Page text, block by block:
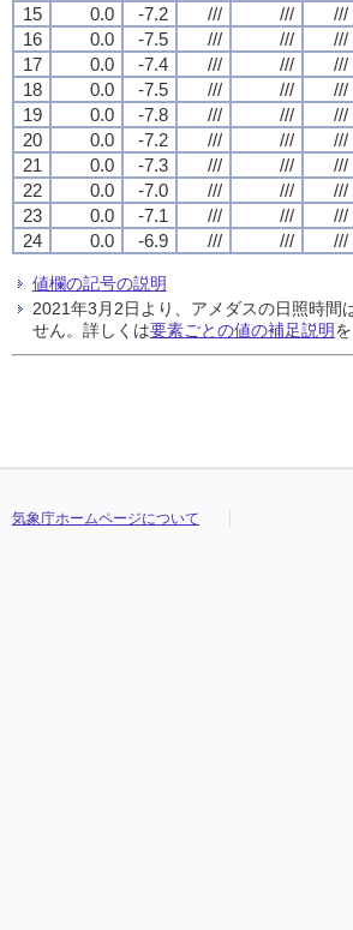
15
0.0 -7.2 /// /// ///
16
0.0 -7.5 /// /// ///
17
0.0 -7.4 /// /// ///
18
0.0 -7.5 /// /// ///
19
0.0 -7.8 /// /// ///
20
0.0 -7.2 /// /// ///
21
0.0 -7.3 /// /// ///
22
0.0 -7.0 /// /// ///
23
0.0 -7.1 /// /// ///
24
0.0 -6.9 /// /// ///
値欄の記号の説明
2021年3月2日より、アメダスの日照時間
せん。詳しくは要素ごとの値の補足説明
気象庁ホームページについて